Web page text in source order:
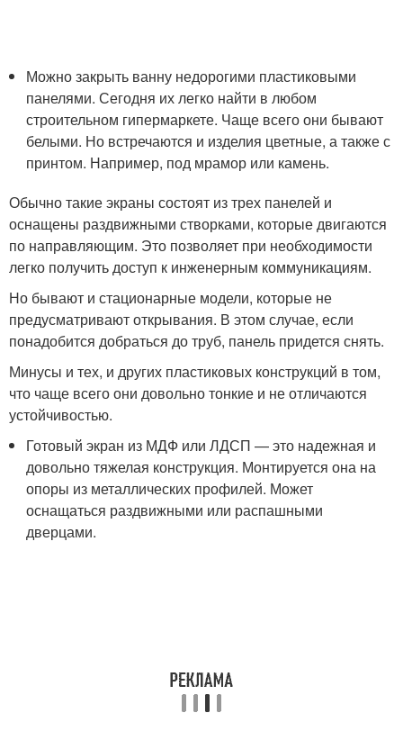
Можно закрыть ванну недорогими пластиковыми
панелями. Сегодня их легко найти в любом
строительном гипермаркете. Чаще всего они бывают
белыми. Но встречаются и изделия цветные, а также с
принтом. Например, под мрамор или камень.
Обычно такие экраны состоят из трех панелей и
оснащены раздвижными створками, которые двигаются
по направляющим. Это позволяет при необходимости
легко получить доступ к инженерным коммуникациям.
Но бывают и стационарные модели, которые не
предусматривают открывания. В этом случае, если
понадобится добраться до труб, панель придется снять.
Минусы и тех, и других пластиковых конструкций в том,
что чаще всего они довольно тонкие и не отличаются
устойчивостью.
Готовый экран из МДФ или ЛДСП — это надежная и
довольно тяжелая конструкция. Монтируется она на
опоры из металлических профилей. Может
оснащаться раздвижными или распашными
дверцами.